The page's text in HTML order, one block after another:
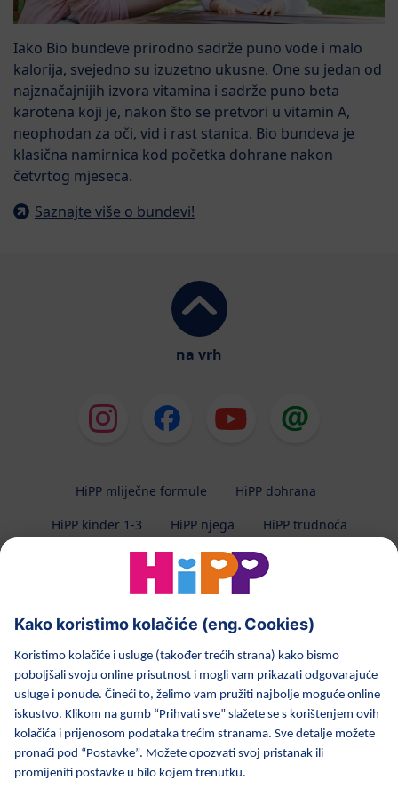
Iako Bio bundeve prirodno sadrže puno vode i malo
kalorija, svejedno su izuzetno ukusne. One su jedan od
najznačajnijih izvora vitamina i sadrže puno beta
karotena koji je, nakon što se pretvori u vitamin A,
neophodan za oči, vid i rast stanica. Bio bundeva je
klasična namirnica kod početka dohrane nakon
četvrtog mjeseca.
Saznajte više o bundevi!
na vrh
HiPP mliječne formule
HiPP dohrana
HiPP kinder 1-3
HiPP njega HiPP trudnoća
Zaštita privatnosti
Uvjeti korištenja